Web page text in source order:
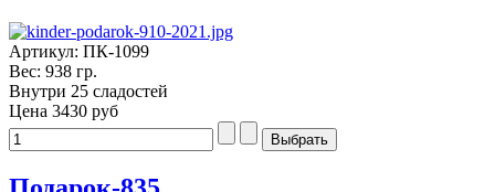
Артикул: ПК-1099
Вес: 938 гр.
Внутри 25 сладостей
Цена 3430 руб